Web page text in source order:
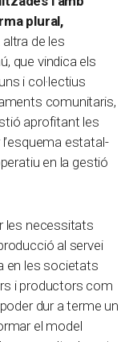
plural,
altra de les
que vindica els
i col·lectius
comunitaris,
aprofitant les
estatal-
en la gestió
les necessitats
al servei
en les societats
i productors com
dur a terme un
el model